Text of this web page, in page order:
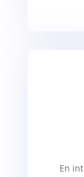
En